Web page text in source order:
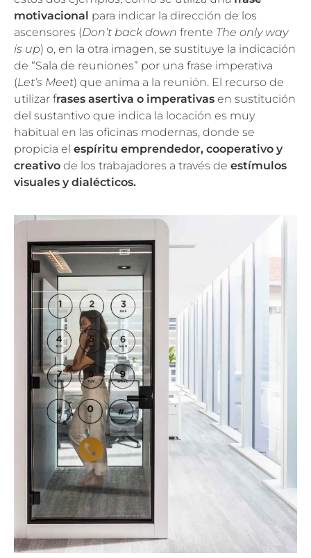
motivacional para indicar la dirección de los
ascensores (Don’t back down frente The only way
is up) o, en la otra imagen, se sustituye la indicación
de “Sala de reuniones” por una frase imperativa
(Let’s Meet) que anima a la reunión. El recurso de
utilizar frases asertiva o imperativas en sustitución
del sustantivo que indica la locación es muy
habitual en las oficinas modernas, donde se
propicia el espíritu emprendedor, cooperativo y
creativo de los trabajadores a través de estímulos
visuales y dialécticos.